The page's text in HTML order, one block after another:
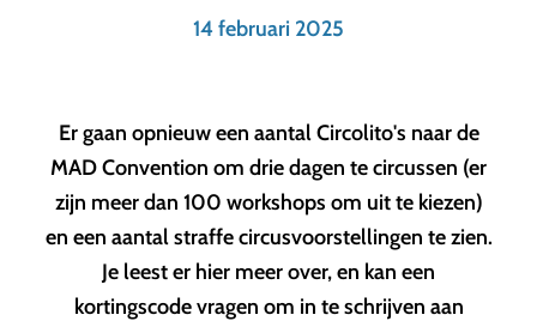
14 februari 2025
Er gaan opnieuw een aantal Circolito's naar de
MAD Convention om drie dagen te circussen (er
zijn meer dan 100 workshops om uit te kiezen)
en een aantal straffe circusvoorstellingen te zien.
Je leest er hier meer over, en kan een
kortingscode vragen om in te schrijven aan